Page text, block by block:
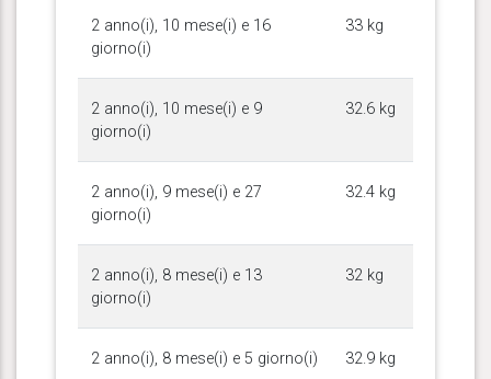
2 anno(i), 10 mese(i) e 16
giorno(i)
33 kg
2 anno(i), 10 mese(i) e 9
giorno(i)
32.6 kg
2 anno(i), 9 mese(i) e 27
giorno(i)
32.4 kg
2 anno(i), 8 mese(i) e 13
giorno(i)
32 kg
2 anno(i), 8 mese(i) e 5 giorno(i) 32.9 kg